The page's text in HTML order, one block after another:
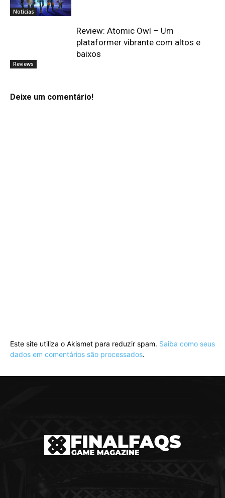
Notícias
Reviews
Review: Atomic Owl – Um
plataformer vibrante com altos e
baixos
Deixe um comentário!
Este site utiliza o Akismet para reduzir spam. Saiba como seus
dados em comentários são processados.